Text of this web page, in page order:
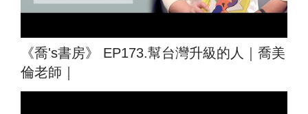
《喬's書房》 EP173.幫台灣升級的人｜喬美
倫老師｜